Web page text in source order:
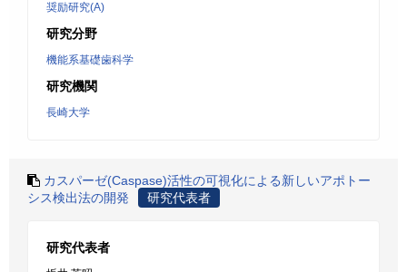
奨励研究(A)
研究分野
機能系基礎歯科学
研究機関
長崎大学
カスパーゼ(Caspase)活性の可視化による新しいアポトー
シス検出法の開発
研究代表者
研究代表者